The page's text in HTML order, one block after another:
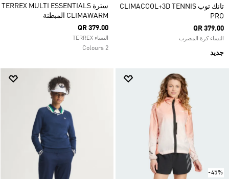
تانك توب CLIMACOOL+3D TENNIS
PRO
QR 379.00
النساء كرة المضرب
جديد
سترة TERREX MULTI ESSENTIALS
CLIMAWARM المبطنة
QR 379.00
النساء TERREX
2 Colours
-45%